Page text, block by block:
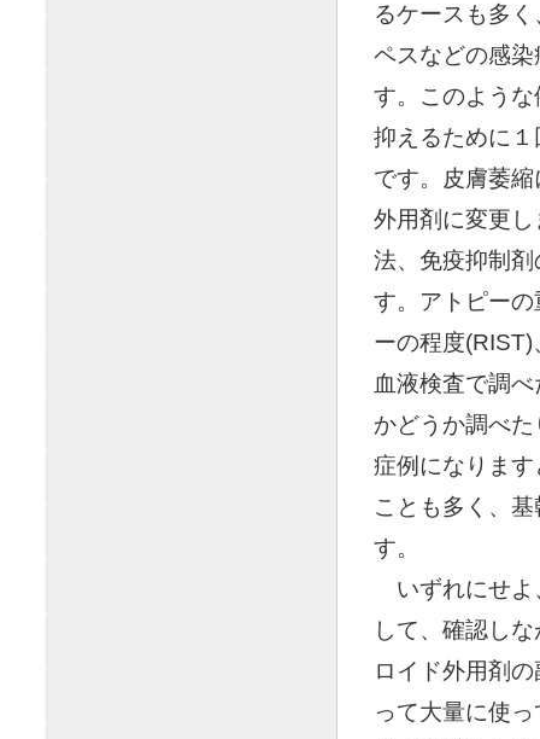
るケースも多
ペスなどの感
す。このよう
抑えるために
です。皮膚萎
外用剤に変更
法、免疫抑制
す。アトピー
ーの程度
血液検査で調
かどうか調べ
症例になりま
ことも多く、
す。
いずれにせ
して、確認し
ロイド外用剤
って大量に使